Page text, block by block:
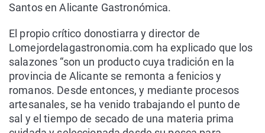
Santos en Alicante Gastronómica.
El propio crítico donostiarra y director de
Lomejordelagastronomia.com ha explicado que los
salazones “son un producto cuya tradición en la
provincia de Alicante se remonta a fenicios y
romanos. Desde entonces, y mediante procesos
artesanales, se ha venido trabajando el punto de
sal y el tiempo de secado de una materia prima